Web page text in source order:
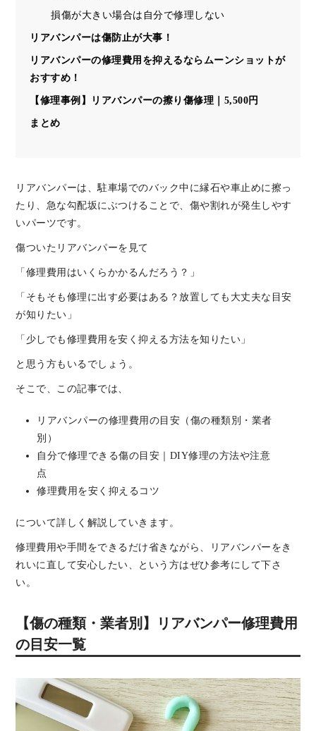
損傷が大きい場合は自分で修理しない
リアバンパーは傷防止が大事！
リアバンパーの修理費用を抑えるならムーンショットが
おすすめ！
【修理事例】リアバンパーの擦り傷修理｜5,500円
まとめ
リアバンパーは、駐車場でのバック中に縁石や車止めに擦っ
たり、急な勾配坂にぶつけることで、傷や割れが発生しやす
いパーツです。
傷ついたリアバンパーを見て
「修理費用はいくらかかるんだろう？」
「そもそも修理に出す必要はある？放置しても大丈夫な目安
が知りたい」
「少しでも修理費用を安く抑える方法を知りたい」
と思う方もいるでしょう。
そこで、この記事では、
リアバンパーの修理費用の目安（傷の種類別・業者
別）
自分で修理できる傷の目安｜DIY修理の方法や注意
点
修理費用を安く抑えるコツ
について詳しく解説していきます。
修理費用や手間をできるだけ省きながら、リアバンパーをき
れいに直して安心したい、という方はぜひ参考にして下さ
い。
【傷の種類・業者別】リアバンパー修理費用
の目安一覧